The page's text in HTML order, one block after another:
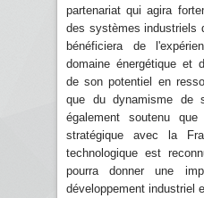
partenariat qui agira
des systèmes industriels
bénéficiera de
domaine énergétique et
de son potentiel en
que du dynamisme
également soutenu
stratégique avec la
technologique est
pourra donner une
développement industriel